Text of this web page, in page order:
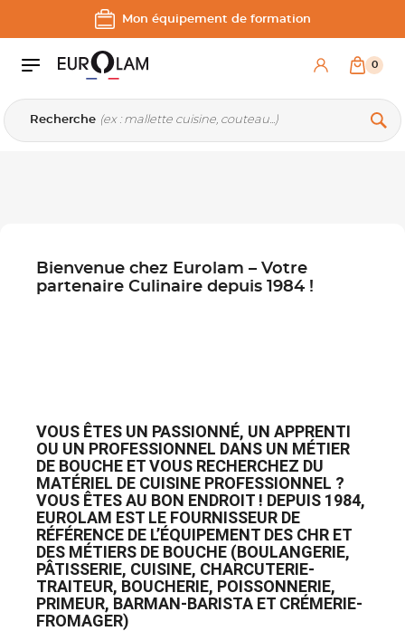
Aller au contenu
Aller à la navigation principale
Mon équipement de formation
Recherche
0
Bienvenue chez Eurolam – Votre
partenaire Culinaire depuis 1984 !
VOUS ÊTES UN PASSIONNÉ, UN APPRENTI
OU UN PROFESSIONNEL DANS UN MÉTIER
DE BOUCHE ET VOUS RECHERCHEZ DU
MATÉRIEL DE CUISINE PROFESSIONNEL ?
VOUS ÊTES AU BON ENDROIT ! DEPUIS 1984,
EUROLAM EST LE FOURNISSEUR DE
RÉFÉRENCE DE L’ÉQUIPEMENT DES CHR ET
DES MÉTIERS DE BOUCHE (BOULANGERIE,
PÂTISSERIE, CUISINE, CHARCUTERIE-
TRAITEUR, BOUCHERIE, POISSONNERIE,
PRIMEUR, BARMAN-BARISTA ET CRÉMERIE-
FROMAGER)